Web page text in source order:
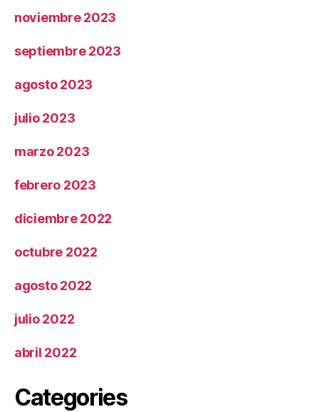
noviembre 2023
septiembre 2023
agosto 2023
julio 2023
marzo 2023
febrero 2023
diciembre 2022
octubre 2022
agosto 2022
julio 2022
abril 2022
Categories